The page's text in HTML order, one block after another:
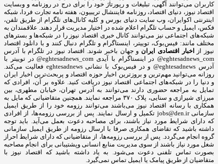
کاربران می‌توانند آگهی، تبلیغات و رپورتاژ خود را برای درج در روزنامه و وبسایت
اقتصاد نیوز، دنیای اقتصاد، روزنامه فایننشال تریبیون، هفته نامه تجارت فردا، شبکه
اینترنتی اکوایران، وب سایت دنیای بورس و کلیه کانال‌های تلگرام از طریق تلفن،
فکس، ایمیل و حساب تلگرام اعلام شده در اختیار مدیریت قرار دهند. علاقمندان به
شبکه‎‌های اجتماعی نیز می‌توانند کانال خبری اقتصاد نیوز را در شبکه‌ها و بسترهای
مختلف مانند: فیس‌بوک، توییتر، اینستاگرام و تلگرام دنبال کنند و با دانلود اقتصاد
نیوز از اخبار اقتصادی ایران و جهان باخبر شوند. اقتصاد نیوز در تلگرام با آدرس
eghtesadnews_com@ در اینستاگرام با آیدی eghtesadnews_com@ در توییتر با
آدرس eghtesadnews@ و در فیس‌بوک با نشانی eghtesadnews فعالیت می‌کند.
روزانه می‌توانید مهم‌ترین و بروزترین اخبار حوزه اقتصاد و پربحث‌ترین اخبار ایران
و دنیا را در شبکه‌های اجتماعی اقتصاد نیوز دریافت کنید. علاوه بر آن، افرادی که
تمایل به مراجعه حضوری دارند می‌توانند به آدرس تهران، خیابان مطهری، بین
میرزای شیرازی و سنایی، پلاک ۳۷۰ مراجعه نمایند. همچنین متقاضیانی که مایل به
همکاری با رسانه‌ اقتصاد نیوز می‌باشند می‌توانند رزومه خود را از طریق ایمیل
سازمانی jobs@den.ir تکمیل و ارسال نمایند. پس از بررسی رزومه‌ها، از افرادی
که دارای شرایط مورد نیاز باشند، برای مصاحبه دعوت بعمل می‌آید. باید توجه
داشته باشید که تقاضای همکاری صرفا با ارسال رزومه از طریق ایمیل سازمانی
گروه انجام می‌گردد. پس از بررسی رزومه‌ها، از متقاضیانی که دارای شرایط احراز
شغل مورد نیاز باشند از سوی مدیریت منابع انسانی وپشتیبانی برای انجام مصاحبه
بصورت تماس تلفنی دعوت می‌شود. به یاد داشته باشید که اقتصاد نیوز با
متقاضیان از طریق پیامک یا ایمیل تماس نمی‌گیرد.